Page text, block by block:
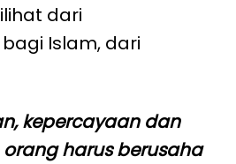
dari
Islam, dari
kepercayaan dan
harus berusaha